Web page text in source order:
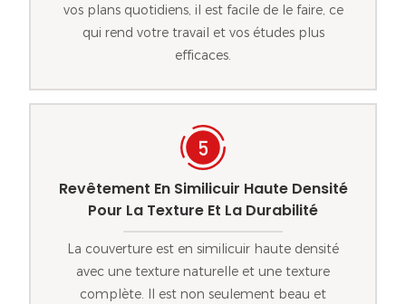
vos plans quotidiens, il est facile de le faire, ce
qui rend votre travail et vos études plus
efficaces.
Revêtement En Similicuir Haute Densité
Pour La Texture Et La Durabilité
La couverture est en similicuir haute densité
avec une texture naturelle et une texture
complète. Il est non seulement beau et